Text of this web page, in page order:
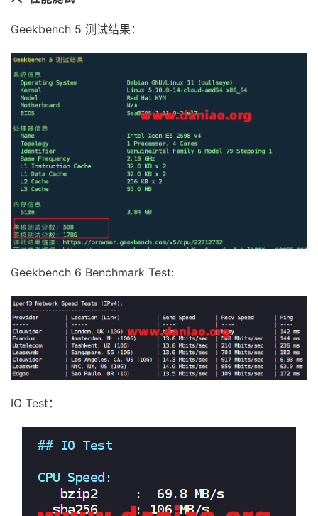
4 219.158
.116.241
6
219.158 .113.134
7
219.158.113.101 158.48 ms  AS4837 China,
9
219.158 216.67 ms  AS4837
10
11
12
221.183 196.50 ms  AS9808
13
221.183 110.170 199.63 ms  AS9808 China
14
  ns6
.gd.cnmobile.net (120.196
Geekbench 5 测试结果：
Geekbench 6 Benchmark Test:
IO Test：